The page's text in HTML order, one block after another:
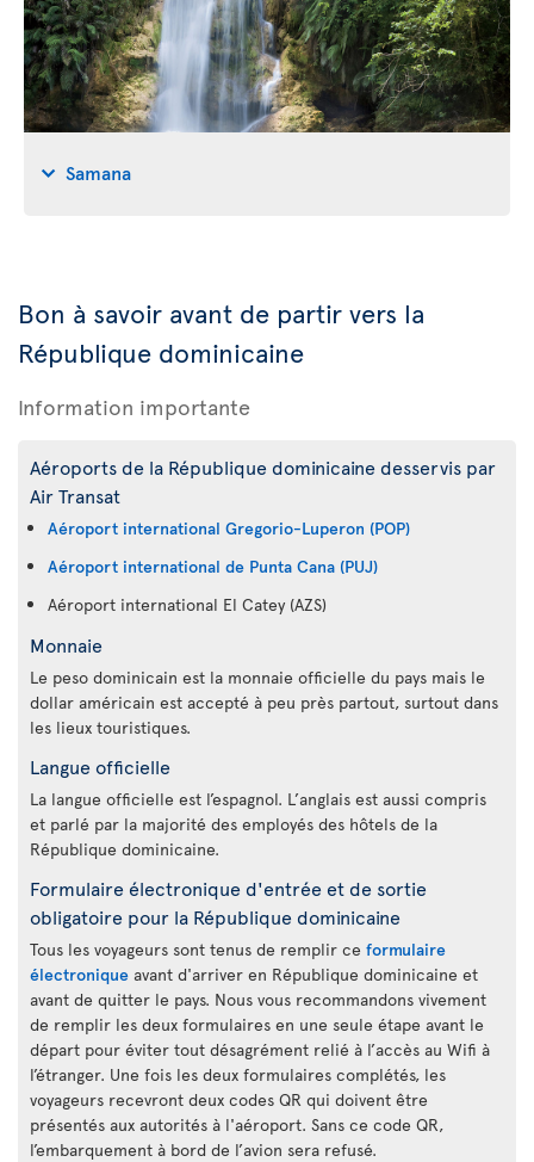
Samana
Bon à savoir avant de partir vers la
République dominicaine
Information importante
Aéroports de la République dominicaine desservis par
Air Transat
Aéroport international Gregorio-Luperon (POP)
Aéroport international de Punta Cana (PUJ)
Aéroport international El Catey (AZS)
Monnaie
Le peso dominicain est la monnaie officielle du pays mais le
dollar américain est accepté à peu près partout, surtout dans
les lieux touristiques.
Langue officielle
La langue officielle est l’espagnol. L’anglais est aussi compris
et parlé par la majorité des employés des hôtels de la
République dominicaine.
Formulaire électronique d'entrée et de sortie
obligatoire pour la République dominicaine
Tous les voyageurs sont tenus de remplir ce formulaire
électronique avant d'arriver en République dominicaine et
avant de quitter le pays. Nous vous recommandons vivement
de remplir les deux formulaires en une seule étape avant le
départ pour éviter tout désagrément relié à l’accès au Wifi à
l’étranger. Une fois les deux formulaires complétés, les
voyageurs recevront deux codes QR qui doivent être
présentés aux autorités à l'aéroport. Sans ce code QR,
l’embarquement à bord de l’avion sera refusé.